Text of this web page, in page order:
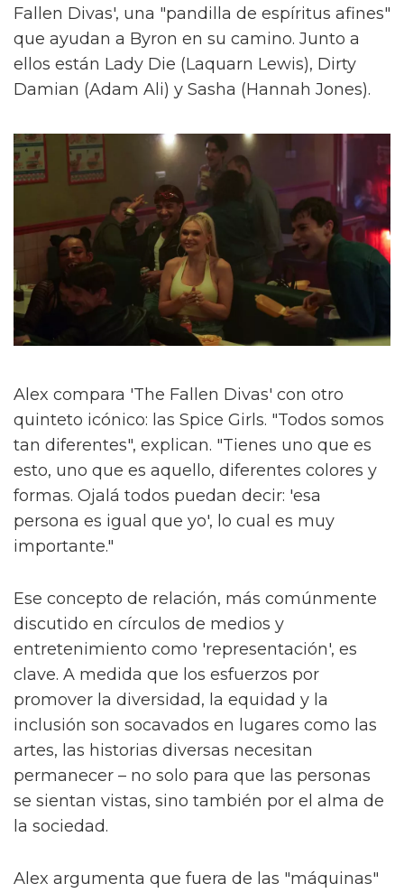
Fallen Divas', una "pandilla de espíritus afines"
que ayudan a Byron en su camino. Junto a
ellos están Lady Die (Laquarn Lewis), Dirty
Damian (Adam Ali) y Sasha (Hannah Jones).
Alex compara 'The Fallen Divas' con otro
quinteto icónico: las Spice Girls. "Todos somos
tan diferentes", explican. "Tienes uno que es
esto, uno que es aquello, diferentes colores y
formas. Ojalá todos puedan decir: 'esa
persona es igual que yo', lo cual es muy
importante."
Ese concepto de relación, más comúnmente
discutido en círculos de medios y
entretenimiento como 'representación', es
clave. A medida que los esfuerzos por
promover la diversidad, la equidad y la
inclusión son socavados en lugares como las
artes, las historias diversas necesitan
permanecer – no solo para que las personas
se sientan vistas, sino también por el alma de
la sociedad.
Alex argumenta que fuera de las "máquinas"